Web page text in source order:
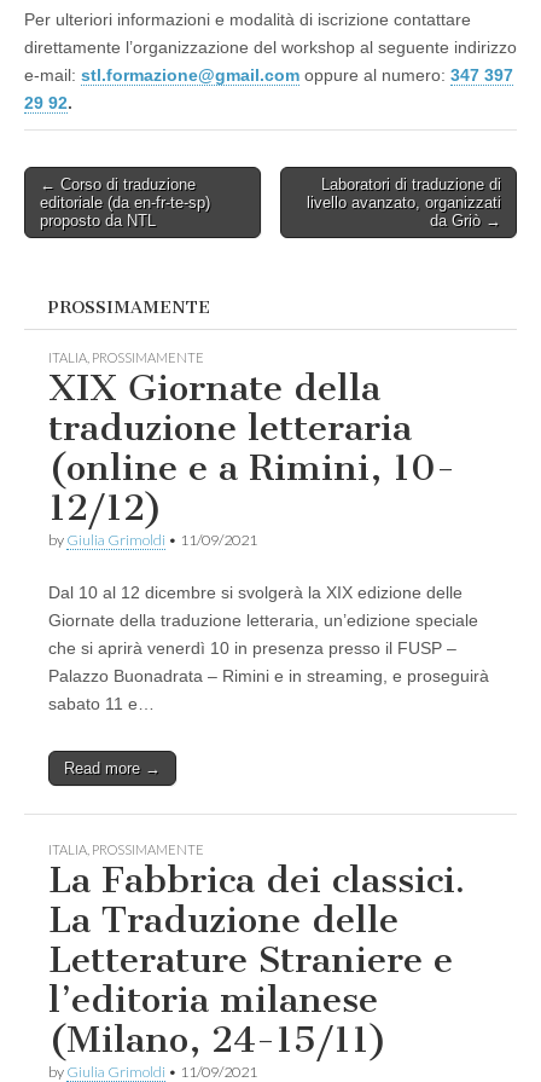
Per ulteriori informazioni e modalità di iscrizione contattare
direttamente l’organizzazione del workshop al seguente indirizzo
e-mail: stl.formazione@gmail.com oppure al numero: 347 397
29 92.
Post
navigation
← Corso di traduzione
editoriale (da en-fr-te-sp)
proposto da NTL
Laboratori di traduzione di
livello avanzato, organizzati
da Griò →
PROSSIMAMENTE
ITALIA PROSSIMAMENTE
XIX Giornate della
traduzione letteraria
(online e a Rimini, 10-
12/12)
by Giulia Grimoldi • 11/09/2021
Dal 10 al 12 dicembre si svolgerà la XIX edizione delle
Giornate della traduzione letteraria, un’edizione speciale
che si aprirà venerdì 10 in presenza presso il FUSP –
Palazzo Buonadrata – Rimini e in streaming, e proseguirà
sabato 11 e…
Read more →
ITALIA PROSSIMAMENTE
La Fabbrica dei classici.
La Traduzione delle
Letterature Straniere e
l’editoria milanese
(Milano, 24-15/11)
by Giulia Grimoldi • 11/09/2021